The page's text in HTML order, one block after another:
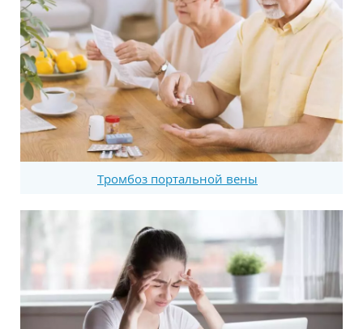
Тромбоз портальной вены